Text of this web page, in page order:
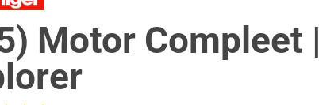
Motor Compleet